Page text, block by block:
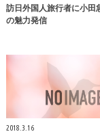
訪日外国人旅行者に小田
の魅力発信
2018.3.16